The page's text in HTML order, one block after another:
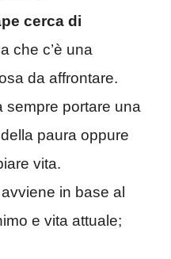
cerca di
che c’è una
da affrontare.
sempre portare una
paura oppure
vita.
in base al
e vita attuale;